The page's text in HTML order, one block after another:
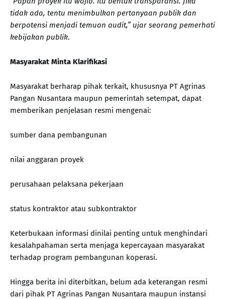
tidak ada, tentu menimbulkan pertanyaan publik dan
berpotensi menjadi temuan audit,” ujar seorang pemerhati
kebijakan publik.
Masyarakat Minta Klarifikasi
Masyarakat berharap pihak terkait, khususnya PT Agrinas
Pangan Nusantara maupun pemerintah setempat, dapat
memberikan penjelasan resmi mengenai:
sumber dana pembangunan
nilai anggaran proyek
perusahaan pelaksana pekerjaan
status kontraktor atau subkontraktor
Keterbukaan informasi dinilai penting untuk menghindari
kesalahpahaman serta menjaga kepercayaan masyarakat
terhadap program pembangunan koperasi.
Hingga berita ini diterbitkan, belum ada keterangan resmi
dari pihak PT Agrinas Pangan Nusantara maupun instansi